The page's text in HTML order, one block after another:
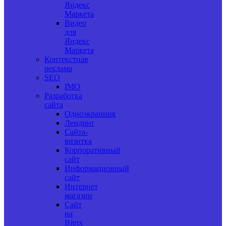
Яндекс
Маркета
Видео
для
Яндекс
Маркета
Контекстная
реклама
SEO
IMO
Разработка
сайта
Одноэкранник
Лендинг
Сайта-
визитка
Корпоративный
сайт
Информационный
сайт
Интернет
магазин
Сайт
на
Bitrix